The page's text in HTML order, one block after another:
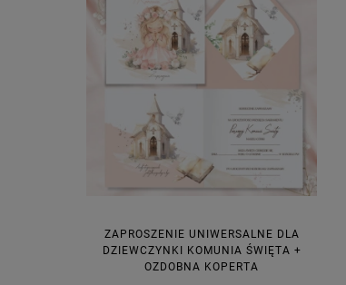
ZAPROSZENIE UNIWERSALNE DLA
DZIEWCZYNKI KOMUNIA ŚWIĘTA +
OZDOBNA KOPERTA